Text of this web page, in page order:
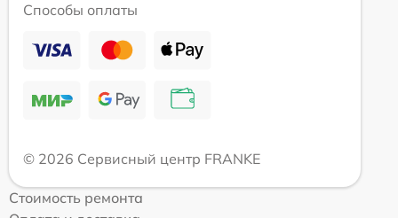
Способы оплаты
© 2026 Сервисный центр FRANKE
Стоимость ремонта